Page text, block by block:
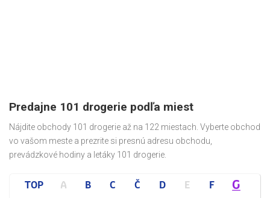
Predajne 101 drogerie podľa miest
Nájdite obchody 101 drogerie až na 122 miestach. Vyberte obchod
vo vašom meste a prezrite si presnú adresu obchodu,
prevádzkové hodiny a letáky 101 drogerie.
TOP A B C Č D E F G